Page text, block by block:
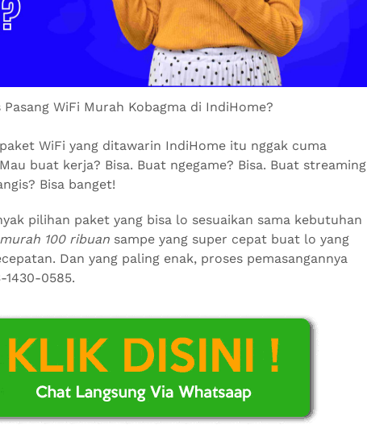
Pasang WiFi Murah Kobagma di IndiHome?
WiFi yang ditawarin IndiHome itu nggak cuma
buat kerja? Bisa. Buat ngegame? Bisa. Buat streaming
Bisa banget!
pilihan paket yang bisa lo sesuaikan sama kebutuhan
100 ribuan sampe yang super cepat buat lo yang
Dan yang paling enak, proses pemasangannya
1430-0585.